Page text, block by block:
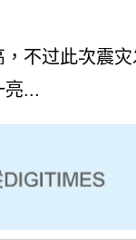
不过此次震
亮...